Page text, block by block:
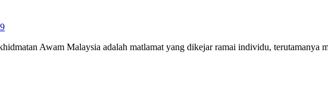
Awam Malaysia adalah matlamat yang dikejar ramai individu, terutamanya